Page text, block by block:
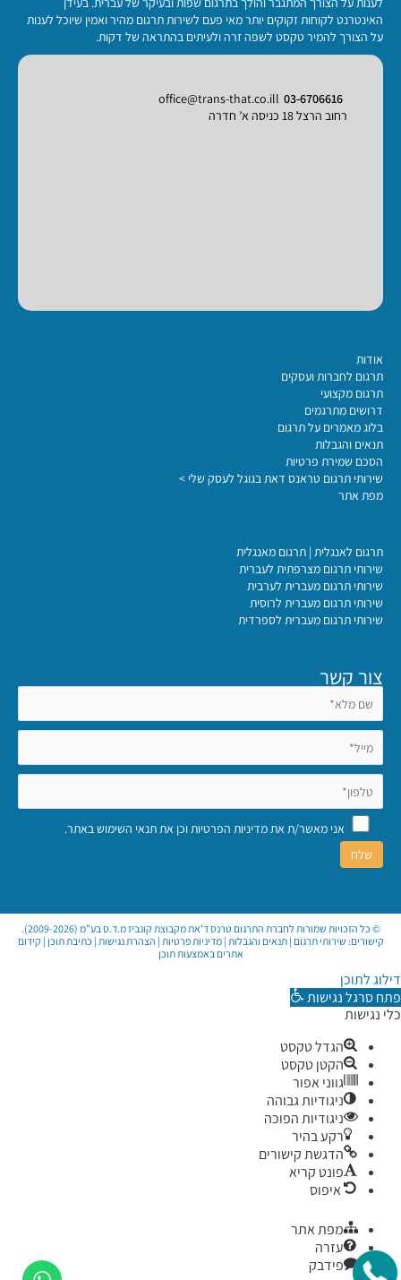
האינטרנט לקוחות זקוקים יותר מאי פעם לשירות תרגום מהיר ואמין שיוכל לענות
על הצורך להמיר טקסט לשפה זרה ולעיתים בהתראה של דקות.
03-6706616
office@trans-that.co.ill
רחוב הרצל 18 כניסה א’ חדרה
אודות
תרגום לחברות ועסקים
תרגום מקצועי
דרושים מתרגמים
בלוג מאמרים על תרגום
תנאים והגבלות
הסכם שמירת פרטיות
שירותי תרגום טראנס דאת בגוגל לעסק שלי >
מפת אתר
תרגום לאנגלית | תרגום מאנגלית
שירותי תרגום מצרפתית לעברית
שירותי תרגום מעברית לערבית
שירותי תרגום מעברית לרוסית
שירותי תרגום מעברית לספרדית
צור קשר
אני מאשר/ת אתמדיניות הפרטיותוכן אתתנאי השימוש באתר.
© כל הזכויות שמורות לחברת התרגום טרנס ד’את מקבוצת קונביז מ.ד.ס בע”מ (2009-2026).
קישורים: שירותי תרגום |תנאים והגבלות |מדיניות פרטיות | הצהרת נגישות | כתיבת תוכן | קידום
אתרים באמצעות תוכן
דילוג לתוכן
פתח סרגל נגישות
כלי נגישות
הגדל טקסט
הקטן טקסט
גווני אפור
ניגודיות גבוהה
ניגודיות הפוכה
רקע בהיר
הדגשת קישורים
פונט קריא
איפוס
מפת אתר
עזרה
פידבק